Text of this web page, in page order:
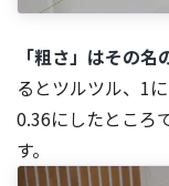
「粗さ」はその
るとツルツル、1
0.36にしたところ
す。